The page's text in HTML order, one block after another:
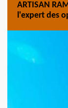
ARTISAN
l'expert des